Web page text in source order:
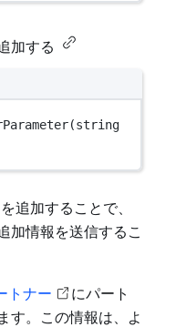
加する
(string
を追加することで、
加情報を送信するこ
トナー
にパート
す。この情報は、よ